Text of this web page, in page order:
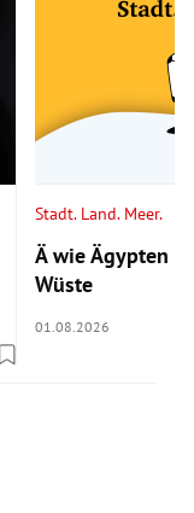
Stadt. Land. Meer.
Ä wie Ägypten
Wüste
01.08.2026